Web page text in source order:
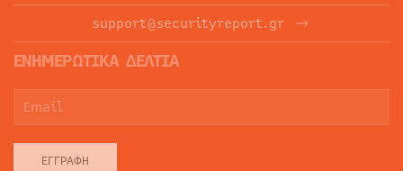
support@securityreport.gr
ΕΝΗΜΕΡΩΤΙΚΑ ΔΕΛΤΙΑ
ΕΓΓΡΑΦΉ